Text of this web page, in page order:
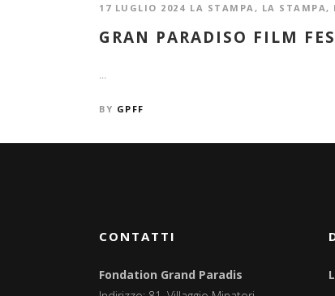
17 LUGLIO 2024 LA STAMPA , LA STAMPA ,
GRAN PARADISO FILM
...
BY GPFF
CONTATTI
Fondation Grand Paradis